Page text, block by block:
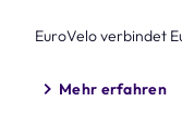
EuroVelo verbindet
Mehr erfahren